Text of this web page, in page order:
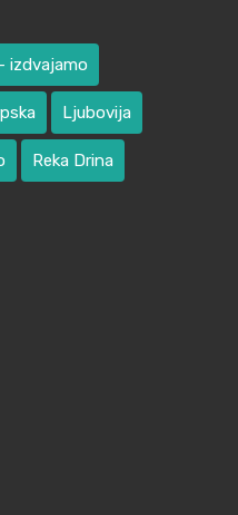
izdvajamo
Ljubovija
Reka Drina